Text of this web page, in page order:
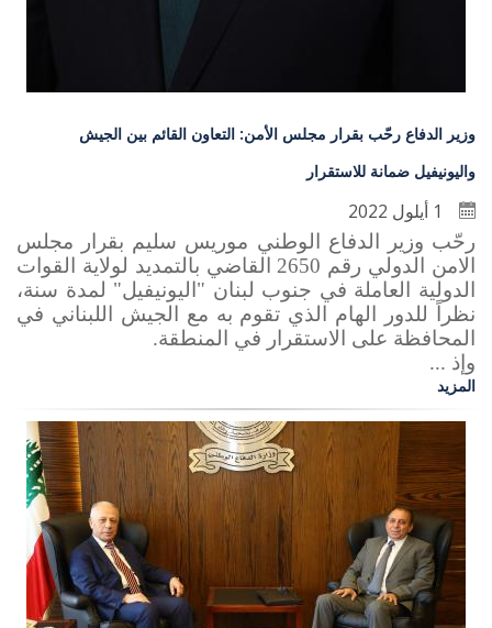
وزير الدفاع رحّب بقرار مجلس الأمن: التعاون القائم بين الجيش
واليونيفيل ضمانة للاستقرار
رحّب وزير الدفاع الوطني موريس سليم بقرار مجلس
الامن الدولي رقم 2650 القاضي بالتمديد لولاية القوات
الدولية العاملة في جنوب لبنان "اليونيفيل" لمدة سنة،
نظراً للدور الهام الذي تقوم به مع الجيش اللبناني في
المحافظة على الاستقرار في المنطقة.
وإذ ...
المزيد